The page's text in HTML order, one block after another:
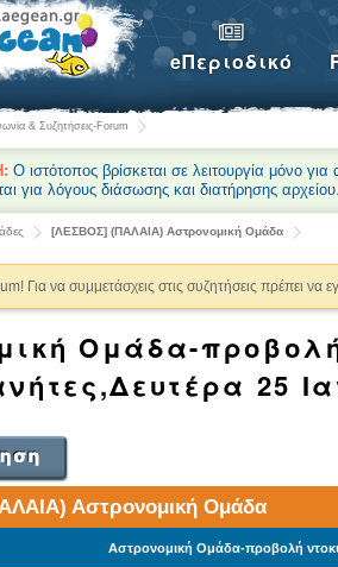
eΠεριοδικό
& Συζητήσεις-Forum
Ο ιστότοπος βρίσκεται σε λειτουργία μόνο
για λόγους διάσωσης και διατήρησης αρχείου.
[ΛΕΣΒΟΣ] (ΠΑΛΑΙΑ) Αστρονομική Ομάδα
Για να συμμετάσχεις στις συζητήσεις πρέπει να
Ομάδα-
25
Αστρονομική Ομάδα
Αστρονομική Ομάδα-προβολή